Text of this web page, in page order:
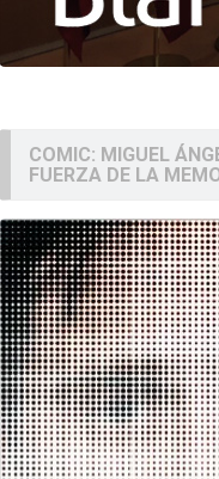
COMIC: MIGUEL
FUERZA DE LA